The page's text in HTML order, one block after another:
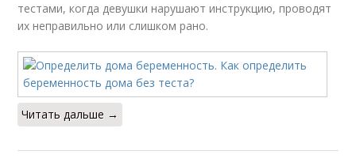
тестами, когда девушки нарушают инструкцию, проводят
их неправильно или слишком рано.
Читать дальше →